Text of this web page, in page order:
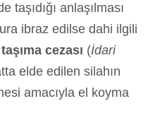
taşıdığı anlaşılması
ibraz edilse dahi ilgili
cezası (İdari
elde edilen silahın
amacıyla el koyma